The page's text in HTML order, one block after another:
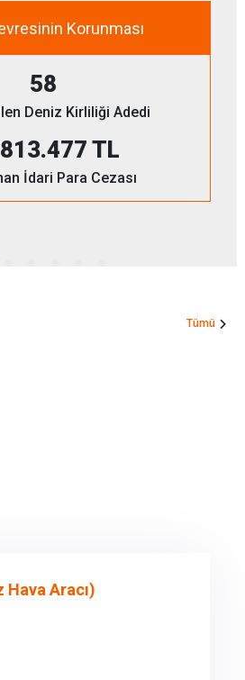
Korunması
58
Deniz Kirliliği Adedi
TL
İdari Para Cezası
Tümü
Hava Aracı)